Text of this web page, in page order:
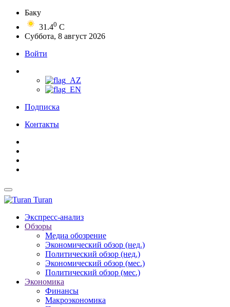
Баку
31.40 C
Суббота, 8 август 2026
Войти
Подписка
Контакты
Turan
Экспресс-анализ
Обзоры
Медиа обозрение
Экономический обзор (нед.)
Политический обзор (нед.)
Экономический обзор (мес.)
Политический обзор (мес.)
Экономика
Финансы
Макроэкономика